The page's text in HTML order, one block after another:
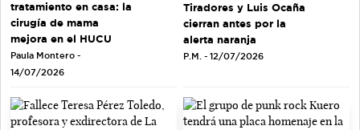
tratamiento en casa: la
cirugía de mama
mejora en el HUCU
Paula Montero -
14/07/2026
Tiradores y Luis Ocaña
cierran antes por la
alerta naranja
P.M. - 12/07/2026